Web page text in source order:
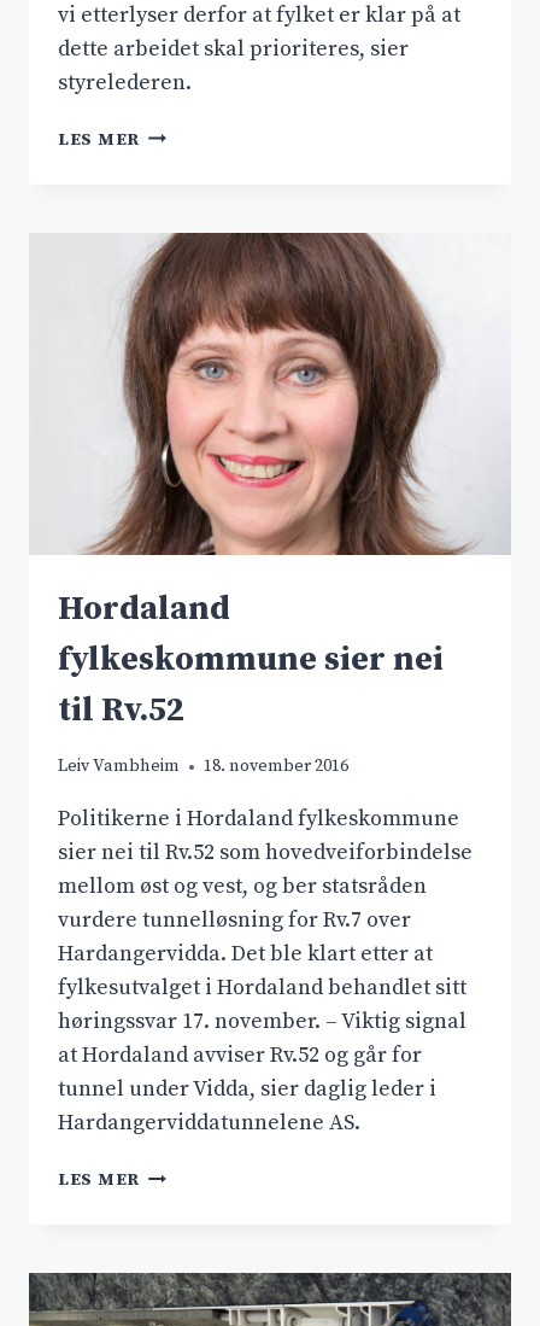
vi etterlyser derfor at fylket er klar på at
dette arbeidet skal prioriteres, sier
styrelederen.
LES MER HORDALAND
Hordaland
fylkeskommune sier nei
til Rv.52
Leiv Vambheim 18. november 2016
Politikerne i Hordaland fylkeskommune
sier nei til Rv.52 som hovedveiforbindelse
mellom øst og vest, og ber statsråden
vurdere tunnelløsning for Rv.7 over
Hardangervidda. Det ble klart etter at
fylkesutvalget i Hordaland behandlet sitt
høringssvar 17. november. – Viktig signal
at Hordaland avviser Rv.52 og går for
tunnel under Vidda, sier daglig leder i
Hardangerviddatunnelene AS.
LES MER HORDALAND
TIL
RV.52